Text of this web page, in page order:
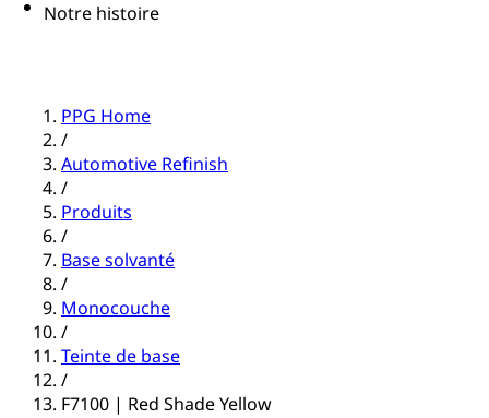
Notre histoire
PPG Home
/
Automotive Refinish
/
Produits
/
Base solvanté
/
Monocouche
/
Teinte de base
/
F7100 | Red Shade Yellow